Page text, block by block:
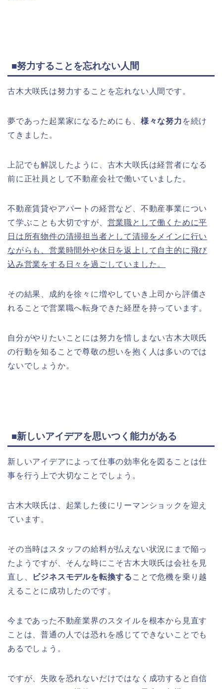
■努力することを忘れない人間
古木大咲氏は努力することを忘れない人間です。
夢であった起業家になるためにも、 様々な努力 を続け
てきました。
上記でも解説したように、古木大咲氏は経営者になる
前に正社員として不動産会社で働いていました。
不動産賃貸やアパートの経営など、不動産事業につい
て学ぶことも大切ですが、 営業職として働くために平
日は所有物件の清掃担当者として清掃をメインに行い
ながらも、営業時間外や休日を返上して自主的に飛び
込み営業をする日々を過ごしていました。
その結果、成約を徐々に増やしていき上司から評価さ
れることで営業職へ転身できた経歴を持っています。
自分がやりたいことには努力を惜しまない古木大咲氏
の行動を知ることで尊敬の想いを抱く人は多いのでは
ないでしょうか。
■新しいアイデアを思いつく能力がある
新しいアイデアによって仕事の効率化を図ることは仕
事を行う上で大切なことでしょう。
古木大咲氏は、起業した後にリーマンショックを迎え
ています。
その当時はスタッフの給料が払えない状況にまで陥っ
たようですが、そんな時にこそ古木大咲氏は会社を見
直し、
ビジネスモデルを転換する ことで危機を乗り越
えることに成功したのです。
今まであった不動産業界のスタイルを根本から見直す
ことは、普通の人では恐れを感じてできないことでも
あるでしょう。
ですが、失敗を恐れないだけではなく成功すると自信